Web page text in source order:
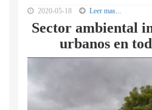
2020-05-18 Leer mas...
Sector ambiental
urbanos en